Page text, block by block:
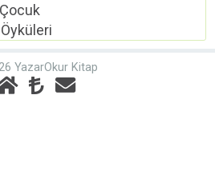
YazarOkur Kitap